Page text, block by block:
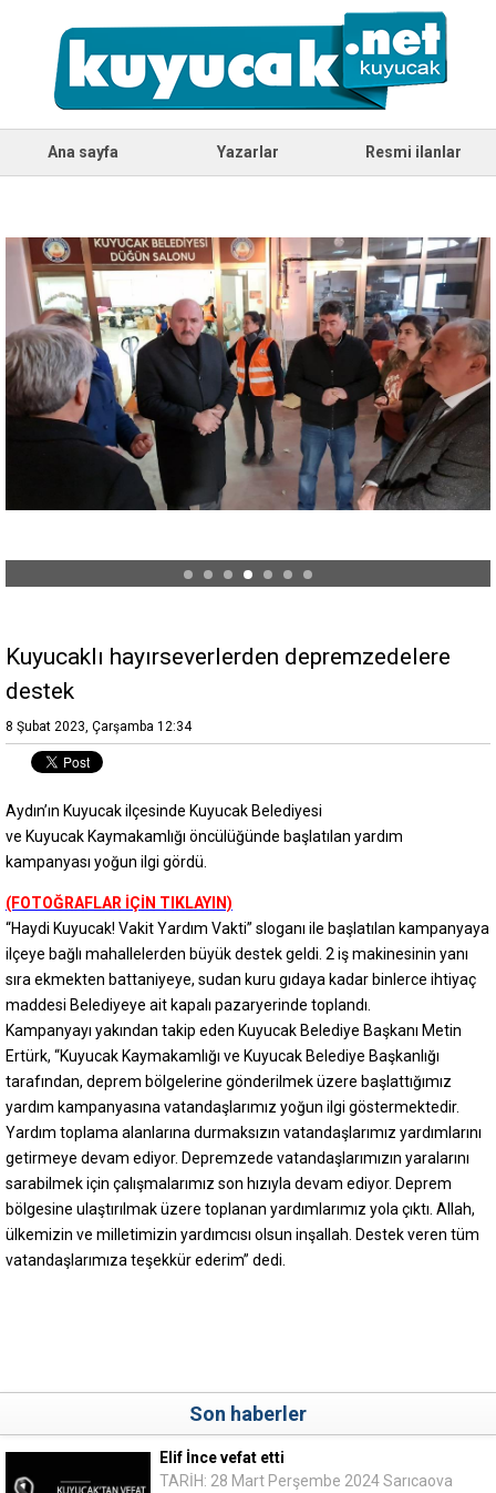
Ana sayfa Yazarlar Resmi ilanlar
Kuyucaklı hayırseverlerden depremzedelere
destek
8 Şubat 2023, Çarşamba 12:34
Aydın’ın Kuyucak ilçesinde Kuyucak Belediyesi
ve Kuyucak Kaymakamlığı öncülüğünde başlatılan yardım
kampanyası yoğun ilgi gördü.
(FOTOĞRAFLAR İÇİN TIKLAYIN)
“Haydi Kuyucak! Vakit Yardım Vakti” sloganı ile başlatılan kampanyaya
ilçeye bağlı mahallelerden büyük destek geldi. 2 iş makinesinin yanı
sıra ekmekten battaniyeye, sudan kuru gıdaya kadar binlerce ihtiyaç
maddesi Belediyeye ait kapalı pazaryerinde toplandı.
Kampanyayı yakından takip eden Kuyucak Belediye Başkanı Metin
Ertürk, “Kuyucak Kaymakamlığı ve Kuyucak Belediye Başkanlığı
tarafından, deprem bölgelerine gönderilmek üzere başlattığımız
yardım kampanyasına vatandaşlarımız yoğun ilgi göstermektedir.
Yardım toplama alanlarına durmaksızın vatandaşlarımız yardımlarını
getirmeye devam ediyor. Depremzede vatandaşlarımızın yaralarını
sarabilmek için çalışmalarımız son hızıyla devam ediyor. Deprem
bölgesine ulaştırılmak üzere toplanan yardımlarımız yola çıktı. Allah,
ülkemizin ve milletimizin yardımcısı olsun inşallah. Destek veren tüm
vatandaşlarımıza teşekkür ederim” dedi.
Son haberler
Elif İnce vefat etti
TARİH: 28 Mart Perşembe 2024 Sarıcaova